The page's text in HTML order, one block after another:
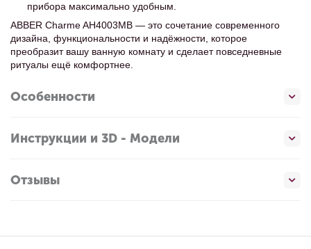
прибора максимально удобным.
ABBER Charme AH4003MB — это сочетание современного
дизайна, функциональности и надёжности, которое
преобразит вашу ванную комнату и сделает повседневные
ритуалы ещё комфортнее.
Особенности
Инструкции и 3D - Модели
Отзывы